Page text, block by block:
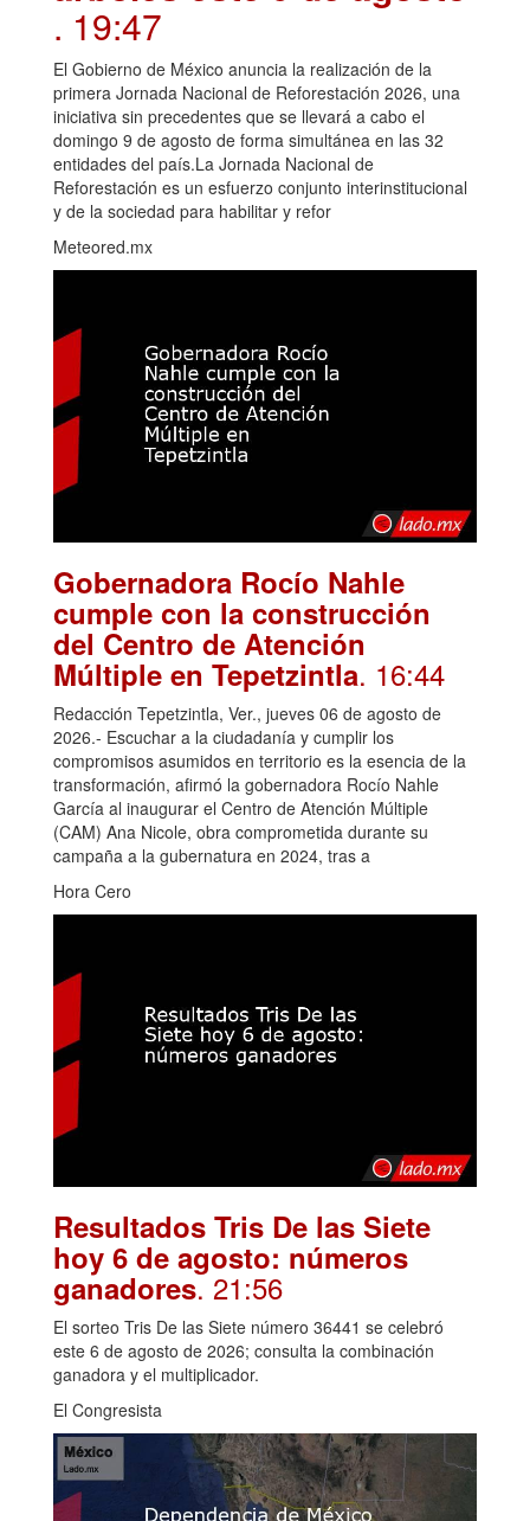
. 19:47
El Gobierno de México anuncia la realización de la
primera Jornada Nacional de Reforestación 2026, una
iniciativa sin precedentes que se llevará a cabo el
domingo 9 de agosto de forma simultánea en las 32
entidades del país.La Jornada Nacional de
Reforestación es un esfuerzo conjunto interinstitucional
y de la sociedad para habilitar y refor
Meteored.mx
Gobernadora Rocío Nahle
cumple con la construcción
del Centro de Atención
Múltiple en Tepetzintla. 16:44
Redacción Tepetzintla, Ver., jueves 06 de agosto de
2026.- Escuchar a la ciudadanía y cumplir los
compromisos asumidos en territorio es la esencia de la
transformación, afirmó la gobernadora Rocío Nahle
García al inaugurar el Centro de Atención Múltiple
(CAM) Ana Nicole, obra comprometida durante su
campaña a la gubernatura en 2024, tras a
Hora Cero
Resultados Tris De las Siete
hoy 6 de agosto: números
ganadores. 21:56
El sorteo Tris De las Siete número 36441 se celebró
este 6 de agosto de 2026; consulta la combinación
ganadora y el multiplicador.
El Congresista